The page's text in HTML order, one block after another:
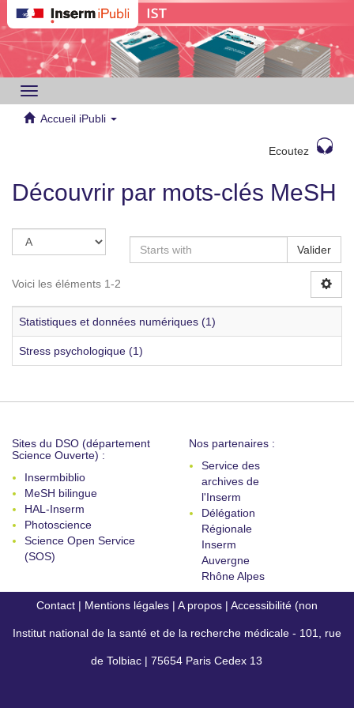
Toggle
navigation
Accueil iPubli
Ecoutez
Découvrir par mots-clés MeSH
Valider
Voici les éléments 1-2
Statistiques et données numériques (1)
Stress psychologique (1)
Sites du DSO (département
Science Ouverte) :
Insermbiblio
MeSH bilingue
HAL-Inserm
Photoscience
Science Open Service
(SOS)
Nos partenaires :
Service des
archives de
l'Inserm
Délégation
Régionale
Inserm
Auvergne
Rhône Alpes
Contact | Mentions légales | A propos | Accessibilité (non
conforme)
Institut national de la santé et de la recherche médicale - 101, rue
de Tolbiac | 75654 Paris Cedex 13